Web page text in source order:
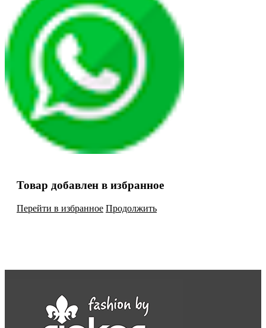
Товар добавлен в избранное
Перейти в избранное Продолжить